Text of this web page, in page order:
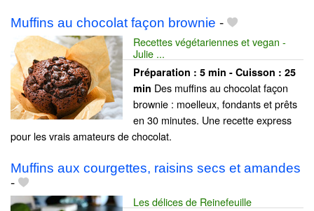
Muffins au chocolat façon brownie -
Recettes végétariennes et vegan -
Julie ...
Préparation : 5 min - Cuisson : 25
min Des muffins au chocolat façon
brownie : moelleux, fondants et prêts
en 30 minutes. Une recette express
pour les vrais amateurs de chocolat.
Muffins aux courgettes, raisins secs et amandes
-
Les délices de Reinefeuille